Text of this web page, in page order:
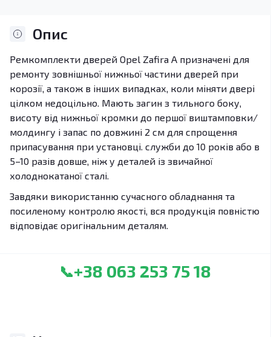
Опис
Ремкомплекти дверей Opel Zafira A призначені для
ремонту зовнішньої нижньої частини дверей при
корозії, а також в інших випадках, коли міняти двері
цілком недоцільно. Мають загин з тильного боку,
висоту від нижньої кромки до першої виштамповки/
молдингу і запас по довжині 2 см для спрощення
припасування при установці. служби до 10 років або в
5–10 разів довше, ніж у деталей із звичайної
холоднокатаної сталі.
Завдяки використанню сучасного обладнання та
посиленому контролю якості, вся продукція повністю
відповідає оригінальним деталям.
📞+38 063 253 75 18